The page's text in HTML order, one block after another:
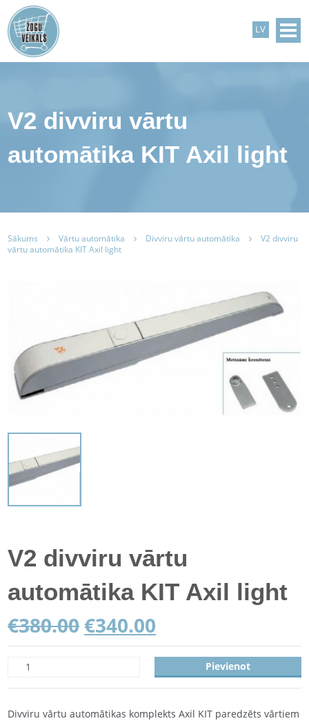
LV
V2 divviru vārtu
automātika KIT Axil light
Sākums Vārtu automātika Divviru vārtu automātika
V2 divviru
vārtu automātika KIT Axil light
V2 divviru vārtu
automātika KIT Axil light
€380.00 €340.00
Pievienot
Divviru vārtu automātikas komplekts Axil KIT paredzēts vārtiem